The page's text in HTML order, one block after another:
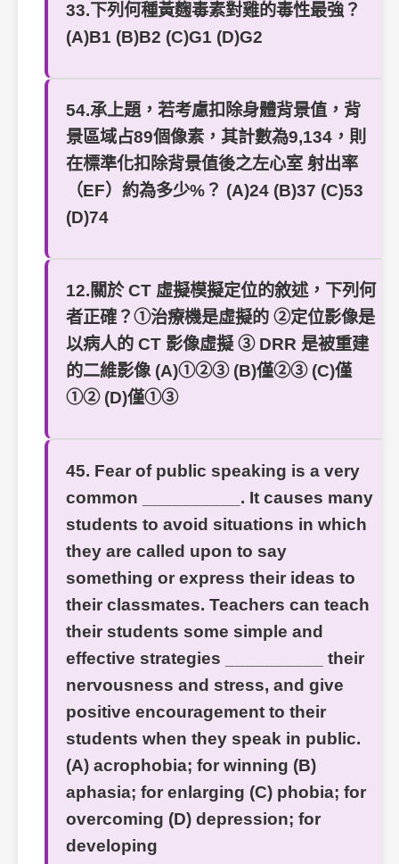
33.下列何種黃麴毒素對雞的毒性最強？
(A)B1 (B)B2 (C)G1 (D)G2
54.承上題，若考慮扣除身體背景值，背
景區域占89個像素，其計數為9,134，則
在標準化扣除背景值後之左心室 射出率
（EF）約為多少%？ (A)24 (B)37 (C)53
(D)74
12.關於 CT 虛擬模擬定位的敘述，下列何
者正確？①治療機是虛擬的 ②定位影像是
以病人的 CT 影像虛擬 ③ DRR 是被重建
的二維影像 (A)①②③ (B)僅②③ (C)僅
①② (D)僅①③
45. Fear of public speaking is a very
common __________. It causes many
students to avoid situations in which
they are called upon to say
something or express their ideas to
their classmates. Teachers can teach
their students some simple and
effective strategies __________ their
nervousness and stress, and give
positive encouragement to their
students when they speak in public.
(A) acrophobia; for winning (B)
aphasia; for enlarging (C) phobia; for
overcoming (D) depression; for
developing